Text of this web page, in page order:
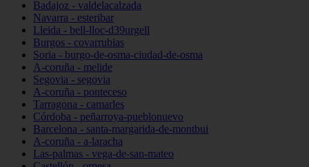
Badajoz - valdelacalzada
Navarra - esteribar
Lleida - bell-lloc-d39urgell
Burgos - covarrubias
Soria - burgo-de-osma-ciudad-de-osma
A-coruña - melide
Segovia - segovia
A-coruña - ponteceso
Tarragona - camarles
Córdoba - peñarroya-pueblonuevo
Barcelona - santa-margarida-de-montbui
A-coruña - a-laracha
Las-palmas - vega-de-san-mateo